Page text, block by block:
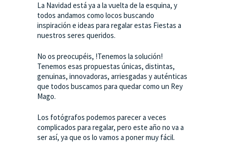
La Navidad está ya a la vuelta de la esquina, y
todos andamos como locos buscando
inspiración e ideas para regalar estas Fiestas a
nuestros seres queridos.
No os preocupéis, !Tenemos la solución!
Tenemos esas propuestas únicas, distintas,
genuinas, innovadoras, arriesgadas y auténticas
que todos buscamos para quedar como un Rey
Mago.
Los fotógrafos podemos parecer a veces
complicados para regalar, pero este año no va a
ser así, ya que os lo vamos a poner muy fácil.